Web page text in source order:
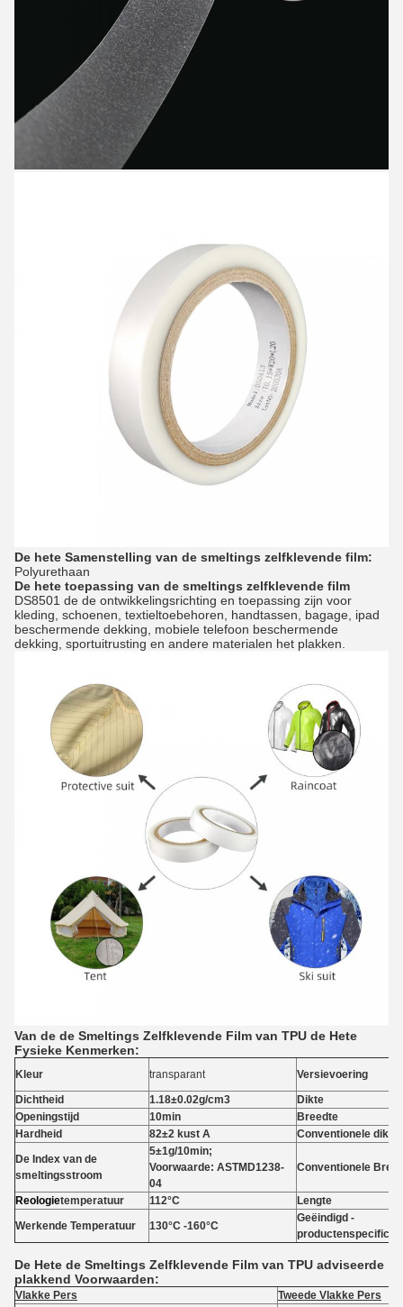
De hete Samenstelling van de smeltings zelfklevende film:
Polyurethaan
De hete toepassing van de smeltings zelfklevende film
DS8501 de de ontwikkelingsrichting en toepassing zijn voor
kleding, schoenen, textieltoebehoren, handtassen, bagage, ipad
beschermende dekking, mobiele telefoon beschermende
dekking, sportuitrusting en andere materialen het plakken.
Van de de Smeltings Zelfklevende Film van TPU de Hete
Fysieke Kenmerken:
Kleur transparant
Versievoering
Dichtheid
1.18±0.02g/cm3
Dikte
Openingstijd
10min
Breedte
Hardheid
82±2 kust A
Conventionele dikte
De Index van de
smeltingsstroom
5±1g/10min;
Voorwaarde: ASTMD1238-
04
Conventionele
Reologietemperatuur 112°C
Lengte
Werkende Temperatuur
130°C -160°C
Geëindigd -
De Hete de Smeltings Zelfklevende Film van TPU adviseerde
plakkend Voorwaarden:
Vlakke Pers
Tweede Vlakke Pers